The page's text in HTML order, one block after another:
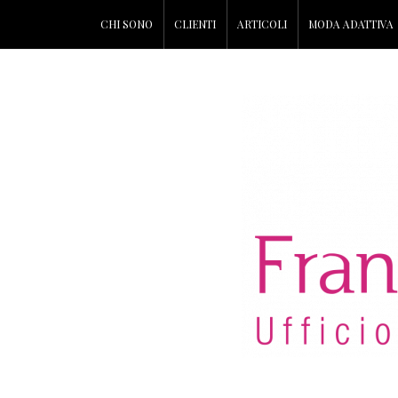
CHI SONO CLIENTI ARTICOLI MODA ADATTIVA